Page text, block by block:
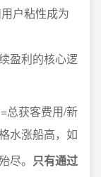
户粘性成为
盈利的核心逻
总获客费用/新
水涨船高，如
尽。 只有通过